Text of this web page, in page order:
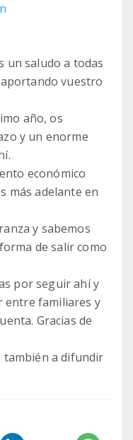
un saludo a todas
vuestro
año, os
y un enorme
económico
más adelante en
y sabemos
de salir como
por seguir ahí y
entre familiares y
Gracias de
también a difundir